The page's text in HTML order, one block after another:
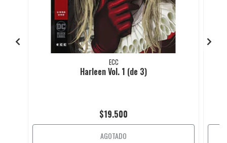
ECC
Harleen Vol. 1 (de 3)
$19.500
AGOTADO